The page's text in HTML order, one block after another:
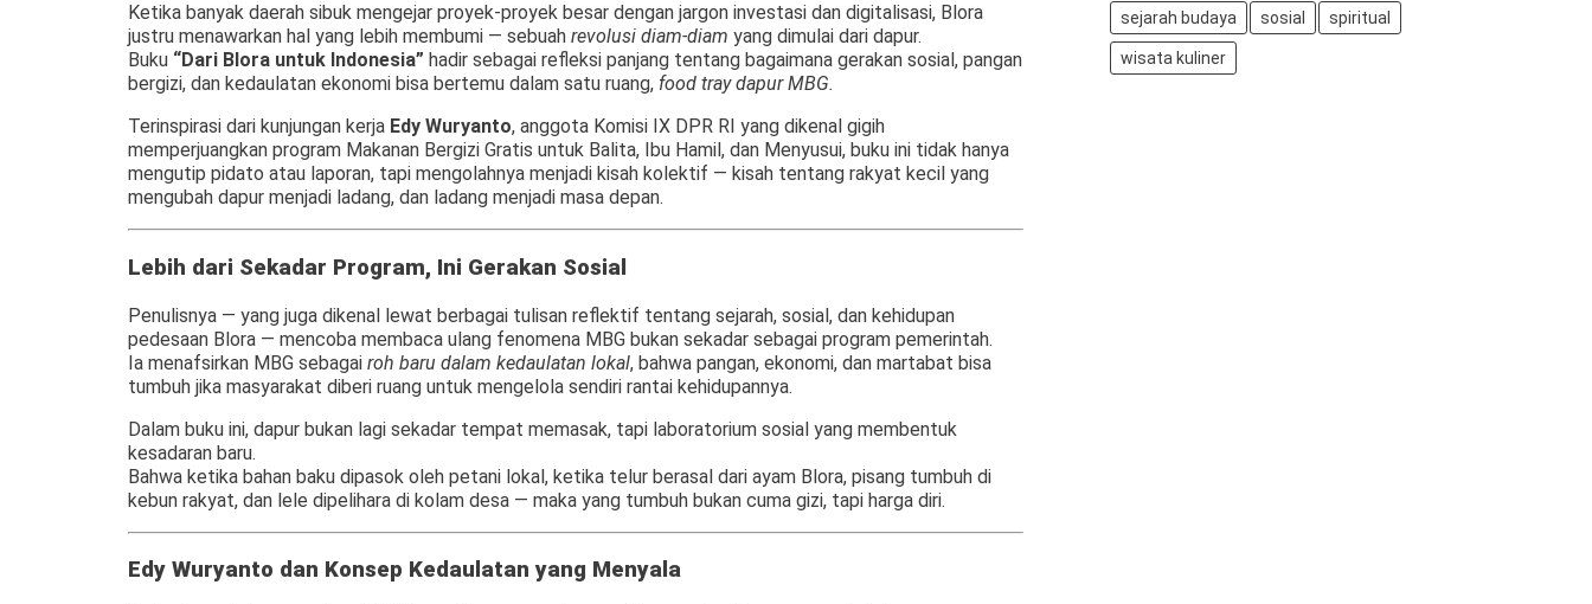
Ketika banyak daerah sibuk mengejar proyek-proyek besar dengan jargon investasi dan digitalisasi, Blora
justru menawarkan hal yang lebih membumi — sebuah revolusi diam-diam yang dimulai dari dapur.
Buku “Dari Blora untuk Indonesia” hadir sebagai refleksi panjang tentang bagaimana gerakan sosial, pangan
bergizi, dan kedaulatan ekonomi bisa bertemu dalam satu ruang, food tray dapur MBG.
Terinspirasi dari kunjungan kerja Edy Wuryanto, anggota Komisi IX DPR RI yang dikenal gigih
memperjuangkan program Makanan Bergizi Gratis untuk Balita, Ibu Hamil, dan Menyusui, buku ini tidak hanya
mengutip pidato atau laporan, tapi mengolahnya menjadi kisah kolektif — kisah tentang rakyat kecil yang
mengubah dapur menjadi ladang, dan ladang menjadi masa depan.
Lebih dari Sekadar Program, Ini Gerakan Sosial
Penulisnya — yang juga dikenal lewat berbagai tulisan reflektif tentang sejarah, sosial, dan kehidupan
pedesaan Blora — mencoba membaca ulang fenomena MBG bukan sekadar sebagai program pemerintah.
Ia menafsirkan MBG sebagai roh baru dalam kedaulatan lokal, bahwa pangan, ekonomi, dan martabat bisa
tumbuh jika masyarakat diberi ruang untuk mengelola sendiri rantai kehidupannya.
Dalam buku ini, dapur bukan lagi sekadar tempat memasak, tapi laboratorium sosial yang membentuk
kesadaran baru.
Bahwa ketika bahan baku dipasok oleh petani lokal, ketika telur berasal dari ayam Blora, pisang tumbuh di
kebun rakyat, dan lele dipelihara di kolam desa — maka yang tumbuh bukan cuma gizi, tapi harga diri.
Edy Wuryanto dan Konsep Kedaulatan yang Menyala
sejarah budaya sosial spiritual
wisata kuliner